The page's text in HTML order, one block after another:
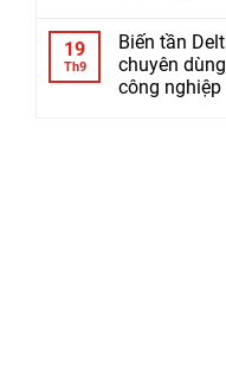
19
Th9
Biến tần
chuyên
công nghiệp